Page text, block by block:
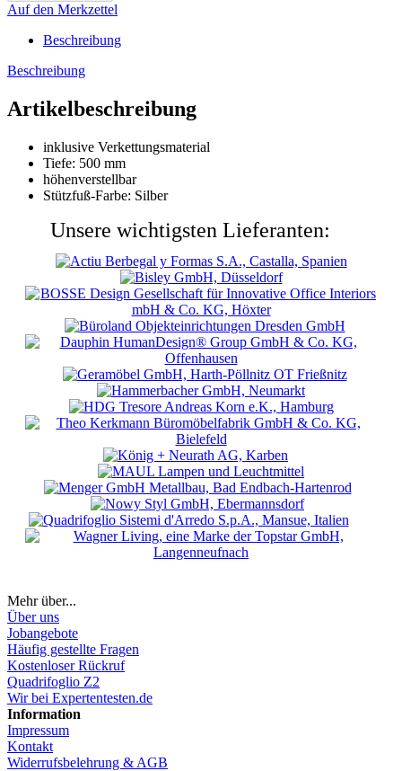
Auf den Merkzettel
Beschreibung
Beschreibung
Artikelbeschreibung
inklusive Verkettungsmaterial
Tiefe: 500 mm
höhenverstellbar
Stützfuß-Farbe: Silber
Unsere wichtigsten Lieferanten:
Mehr über...
Über uns
Jobangebote
Häufig gestellte Fragen
Kostenloser Rückruf
Quadrifoglio Z2
Wir bei Expertentesten.de
Information
Impressum
Kontakt
Widerrufsbelehrung & AGB